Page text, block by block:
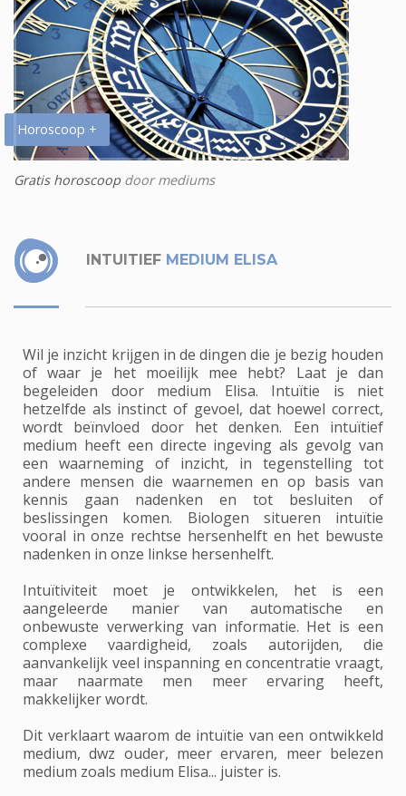
Horoscoop +
Gratis horoscoopdoor mediums
INTUITIEF MEDIUM ELISA
Wil je inzicht krijgen in de dingen die je bezig houden
of waar je het moeilijk mee hebt? Laat je dan
begeleiden door medium Elisa. Intuïtie is niet
hetzelfde als instinct of gevoel, dat hoewel correct,
wordt beïnvloed door het denken. Een intuïtief
medium heeft een directe ingeving als gevolg van
een waarneming of inzicht, in tegenstelling tot
andere mensen die waarnemen en op basis van
kennis gaan nadenken en tot besluiten of
beslissingen komen. Biologen situeren intuïtie
vooral in onze rechtse hersenhelft en het bewuste
nadenken in onze linkse hersenhelft.
Intuïtiviteit moet je ontwikkelen, het is een
aangeleerde manier van automatische en
onbewuste verwerking van informatie. Het is een
complexe vaardigheid, zoals autorijden, die
aanvankelijk veel inspanning en concentratie vraagt,
maar naarmate men meer ervaring heeft,
makkelijker wordt.
Dit verklaart waarom de intuïtie van een ontwikkeld
medium, dwz ouder, meer ervaren, meer belezen
medium zoals medium Elisa... juister is.